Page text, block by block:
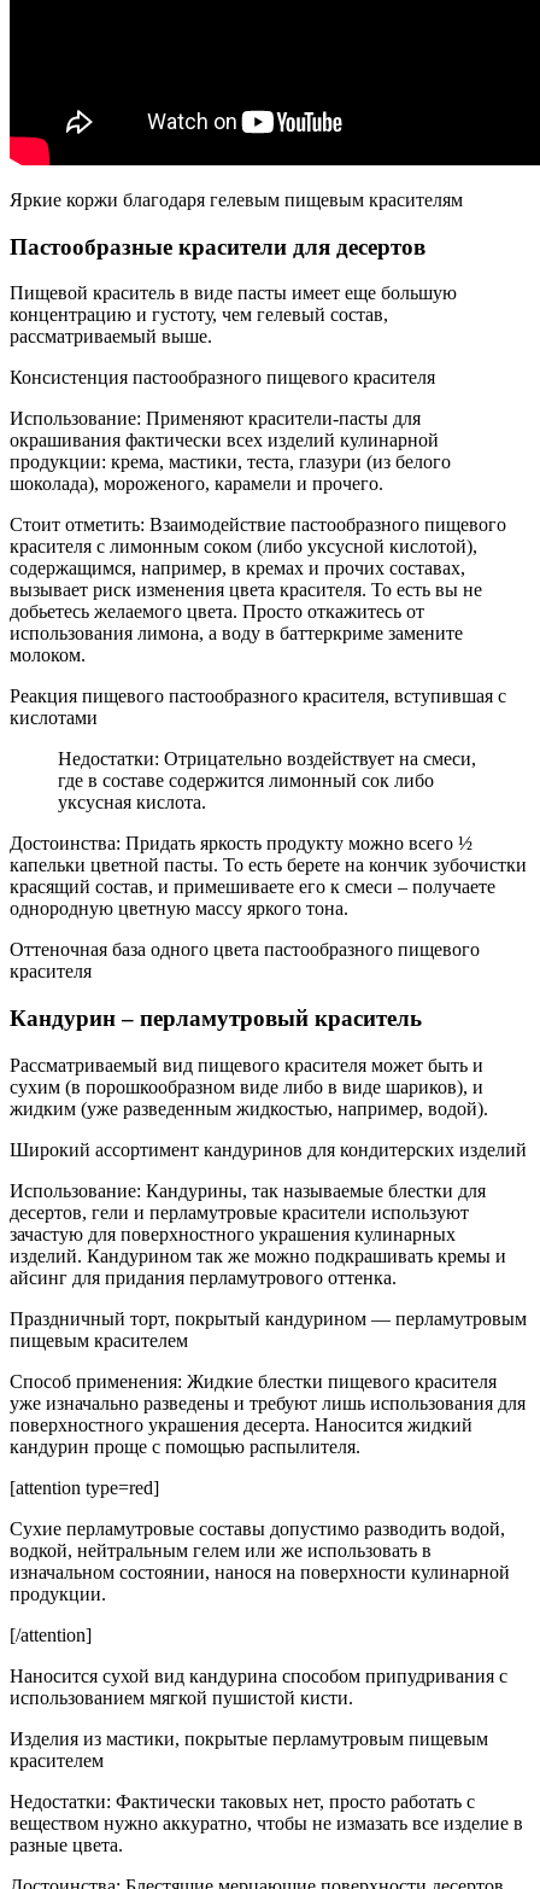
Яркие коржи благодаря гелевым пищевым красителям
Пастообразные красители для десертов
Пищевой краситель в виде пасты имеет еще большую
концентрацию и густоту, чем гелевый состав,
рассматриваемый выше.
Консистенция пастообразного пищевого красителя
Использование: Применяют красители-пасты для
окрашивания фактически всех изделий кулинарной
продукции: крема, мастики, теста, глазури (из белого
шоколада), мороженого, карамели и прочего.
Стоит отметить: Взаимодействие пастообразного пищевого
красителя с лимонным соком (либо уксусной кислотой),
содержащимся, например, в кремах и прочих составах,
вызывает риск изменения цвета красителя. То есть вы не
добьетесь желаемого цвета. Просто откажитесь от
использования лимона, а воду в баттеркриме замените
молоком.
Реакция пищевого пастообразного красителя, вступившая с
кислотами
Недостатки: Отрицательно воздействует на смеси,
где в составе содержится лимонный сок либо
уксусная кислота.
Достоинства: Придать яркость продукту можно всего ½
капельки цветной пасты. То есть берете на кончик зубочистки
красящий состав, и примешиваете его к смеси – получаете
однородную цветную массу яркого тона.
Оттеночная база одного цвета пастообразного пищевого
красителя
Кандурин – перламутровый краситель
Рассматриваемый вид пищевого красителя может быть и
сухим (в порошкообразном виде либо в виде шариков), и
жидким (уже разведенным жидкостью, например, водой).
Широкий ассортимент кандуринов для кондитерских изделий
Использование: Кандурины, так называемые блестки для
десертов, гели и перламутровые красители используют
зачастую для поверхностного украшения кулинарных
изделий. Кандурином так же можно подкрашивать кремы и
айсинг для придания перламутрового оттенка.
Праздничный торт, покрытый кандурином — перламутровым
пищевым красителем
Способ применения: Жидкие блестки пищевого красителя
уже изначально разведены и требуют лишь использования для
поверхностного украшения десерта. Наносится жидкий
кандурин проще с помощью распылителя.
[attention type=red]
Сухие перламутровые составы допустимо разводить водой,
водкой, нейтральным гелем или же использовать в
изначальном состоянии, нанося на поверхности кулинарной
продукции.
[/attention]
Наносится сухой вид кандурина способом припудривания с
использованием мягкой пушистой кисти.
Изделия из мастики, покрытые перламутровым пищевым
красителем
Недостатки: Фактически таковых нет, просто работать с
веществом нужно аккуратно, чтобы не измазать все изделие в
разные цвета.